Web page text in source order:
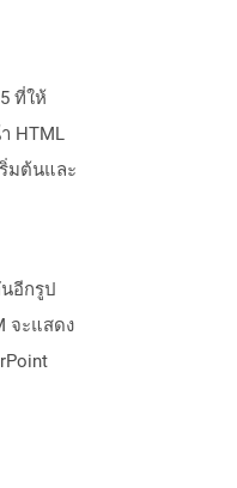
ที่ให้
HTML
มต้นและ
อีกรูป
จะแสดง